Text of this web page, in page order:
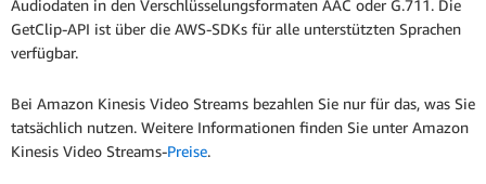
Audiodaten in den Verschlüsselungsformaten AAC oder G.711. Die
GetClip-API ist über die AWS-SDKs für alle unterstützten Sprachen
verfügbar.
Bei Amazon Kinesis Video Streams bezahlen Sie nur für das, was Sie
tatsächlich nutzen. Weitere Informationen finden Sie unter Amazon
Kinesis Video Streams-Preise.